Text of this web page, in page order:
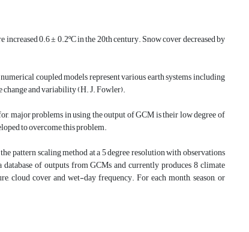
0.6 ± 0.2ºC in the 20th century. Snow cover decreased by
coupled models represent various earth systems including
change and variability (H. J. Fowler).
major problems in using the output of GCM is their low degree of
to overcome this problem.
pattern scaling method at a 5 degree resolution with observations
of outputs from GCMs and currently produces 8 climate
cloud cover and wet-day frequency. For each month, season, or